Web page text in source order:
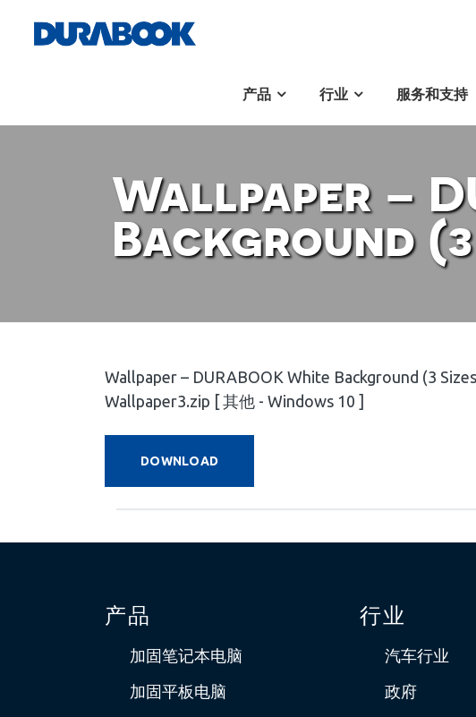
产品 行业 服务和支持
Wallpaper –
Background
Wallpaper – DURABOOK White Background (3
Wallpaper3.zip [ 其他 - Windows 10 ]
DOWNLOAD
产品
加固笔记本电脑
加固平板电脑
行业
汽车行业
政府